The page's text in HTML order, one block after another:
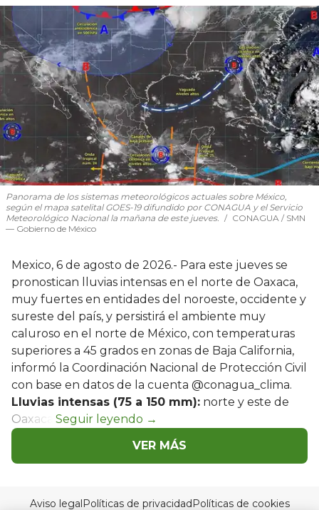
Panorama de los sistemas meteorológicos actuales sobre México,
según el mapa satelital GOES-19 difundido por CONAGUA y el Servicio
Meteorológico Nacional la mañana de este jueves.
CONAGUA / SMN
— Gobierno de México
Mexico, 6 de agosto de 2026.- Para este jueves se
pronostican lluvias intensas en el norte de Oaxaca,
muy fuertes en entidades del noroeste, occidente y
sureste del país, y persistirá el ambiente muy
caluroso en el norte de México, con temperaturas
superiores a 45 grados en zonas de Baja California,
informó la Coordinación Nacional de Protección Civil
con base en datos de la cuenta @conagua_clima.
Lluvias intensas (75 a 150 mm): norte y este de
Oaxaca.
VER MÁS
Aviso legalPolíticas de privacidadPolíticas de cookies